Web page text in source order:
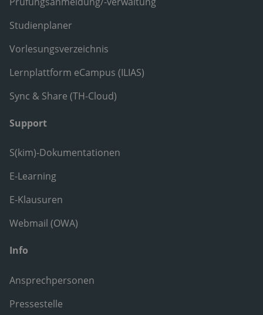
Studienplaner
Vorlesungsverzeichnis
Lernplattform eCampus (ILIAS)
Sync & Share (TH-Cloud)
Support
S(kim)-Dokumentationen
E-Learning
E-Klausuren
Webmail (OWA)
Info
Ansprechpersonen
Pressestelle